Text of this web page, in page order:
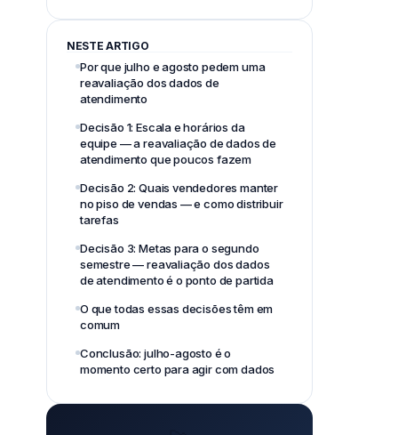
NESTE ARTIGO
Por que julho e agosto pedem uma
reavaliação dos dados de
atendimento
Decisão 1: Escala e horários da
equipe — a reavaliação de dados de
atendimento que poucos fazem
Decisão 2: Quais vendedores manter
no piso de vendas — e como distribuir
tarefas
Decisão 3: Metas para o segundo
semestre — reavaliação dos dados
de atendimento é o ponto de partida
O que todas essas decisões têm em
comum
Conclusão: julho-agosto é o
momento certo para agir com dados